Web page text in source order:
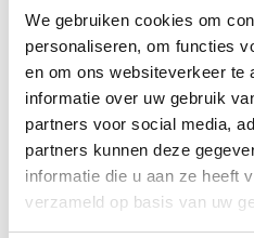
We gebruiken cookies om
personaliseren, om functies
en om ons websiteverkeer te
informatie over uw gebruik
partners voor social media,
partners kunnen deze
informatie die u aan ze heeft
verzameld op basis van uw
modellen, waarbij we onze
kennis en data die beschikbaar
Ondertussen gaan we door met
dienstverlening om de
kunnen ontzorgen. Nu nog
zegt: “Ik heb stad en land
kan het niet vinden”. Mijn